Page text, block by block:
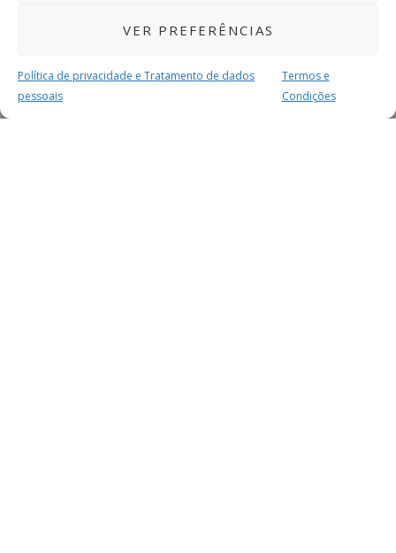
VER PREFERÊNCIAS
Política de privacidade e Tratamento de dados
pessoais
Termos e
Condições